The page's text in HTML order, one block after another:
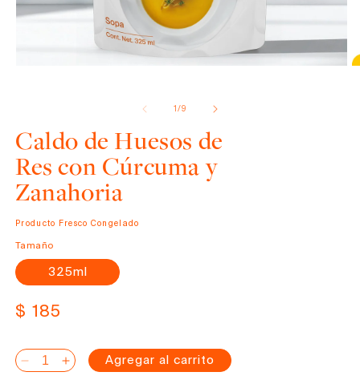
multimedia
en
ventana
modal
1/de
9
Caldo de Huesos de
Res con Cúrcuma y
Zanahoria
Producto Fresco Congelado
Tamaño
325ml
Precio
$ 185
ReducirAumentar
Agregar al carrito